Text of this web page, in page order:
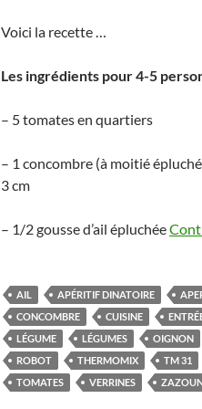
Voici la recette …
Les ingrédients pour 4-5
– 5 tomates en quartiers
– 1 concombre (à moitié
3 cm
– 1/2 gousse d’ail épluchée
AIL APÉRITIF DINATOIRE
CONCOMBRE
CUISINE
LÉGUME
LÉGUMES OIGNON
ROBOT
THERMOMIX TM 31
TOMATES
VERRINES